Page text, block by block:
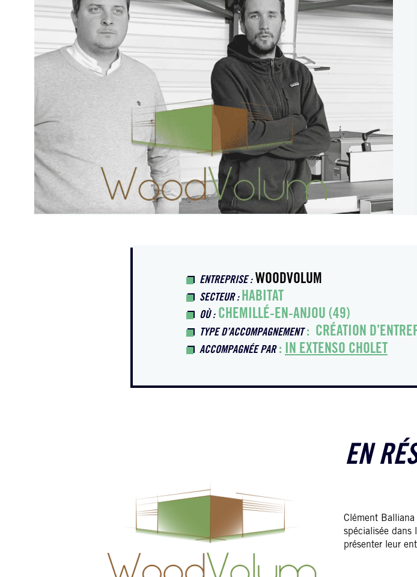
ENTREPRISE : WOODVOLUM
SECTEUR : HABITAT
OÙ :CHEMILLÉ-EN-ANJOU (49)
TYPE D’ACCOMPAGNEMENT: CRÉATION
ACCOMPAGNÉE PAR: IN EXTENSO CHOLET
EN
Clément
spécialisée dans
présenter leur